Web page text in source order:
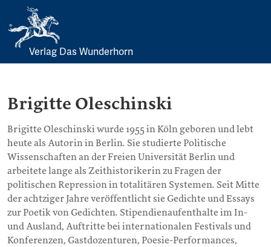
Skip
Verlag Das Wunderhorn
Brigitte Oleschinski
Brigitte Oleschinski wurde 1955 in Köln geboren und lebt
heute als Autorin in Berlin. Sie studierte Politische
Wissenschaften an der Freien Universität Berlin und
arbeitete lange als Zeithistorikerin zu Fragen der
politischen Repression in totalitären Systemen. Seit Mitte
der achtziger Jahre veröffentlicht sie Gedichte und Essays
zur Poetik von Gedichten. Stipendienaufenthalte im In-
und Ausland, Auftritte bei internationalen Festivals und
Konferenzen, Gastdozenturen, Poesie-Performances,